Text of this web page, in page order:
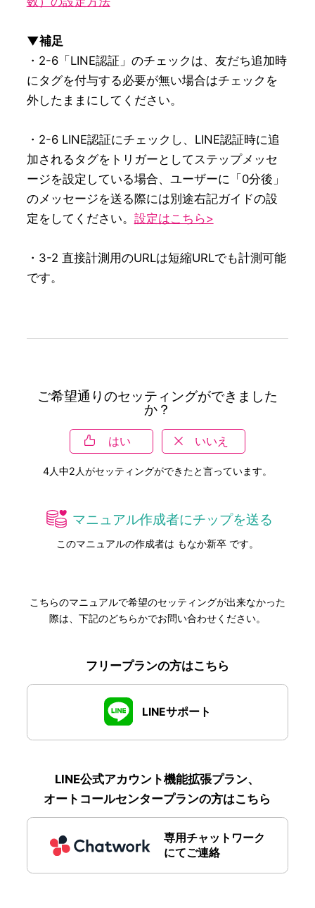
▼補足
・2-6「LINE認証」のチェックは、友だち追加時
にタグを付与する必要が無い場合はチェックを
外したままにしてください。
・2-6 LINE認証にチェックし、LINE認証時に追
加されるタグをトリガーとしてステップメッセ
ージを設定している場合、ユーザーに「0分後」
のメッセージを送る際には別途右記ガイドの設
定をしてください。 設定はこちら>
・3-2 直接計測用のURLは短縮URLでも計測可能
です。
ご希望通りのセッティングができました
か？
はい いいえ
4人中2 人がセッティングができたと言っています。
マニュアル作成者にチップを送る
このマニュアルの作成者は もなか新卒 です。
こちらのマニュアルで希望のセッティングが出来なかった
際は、下記のどちらかでお問い合わせください。
フリープランの方はこちら
LINEサポート
LINE公式アカウント機能拡張プラン、
オートコールセンタープランの方はこちら
専用チャットワーク
にてご連絡